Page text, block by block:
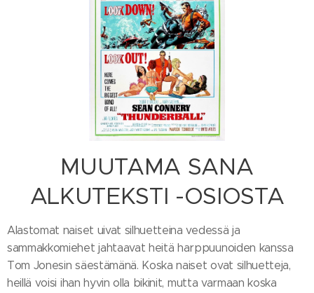
MUUTAMA SANA
ALKUTEKSTI -OSIOSTA
Alastomat naiset uivat silhuetteina vedessä ja
sammakkomiehet jahtaavat heitä harppuunoiden kanssa
Tom Jonesin säestämänä. Koska naiset ovat silhuetteja,
heillä voisi ihan hyvin olla bikinit, mutta varmaan koska